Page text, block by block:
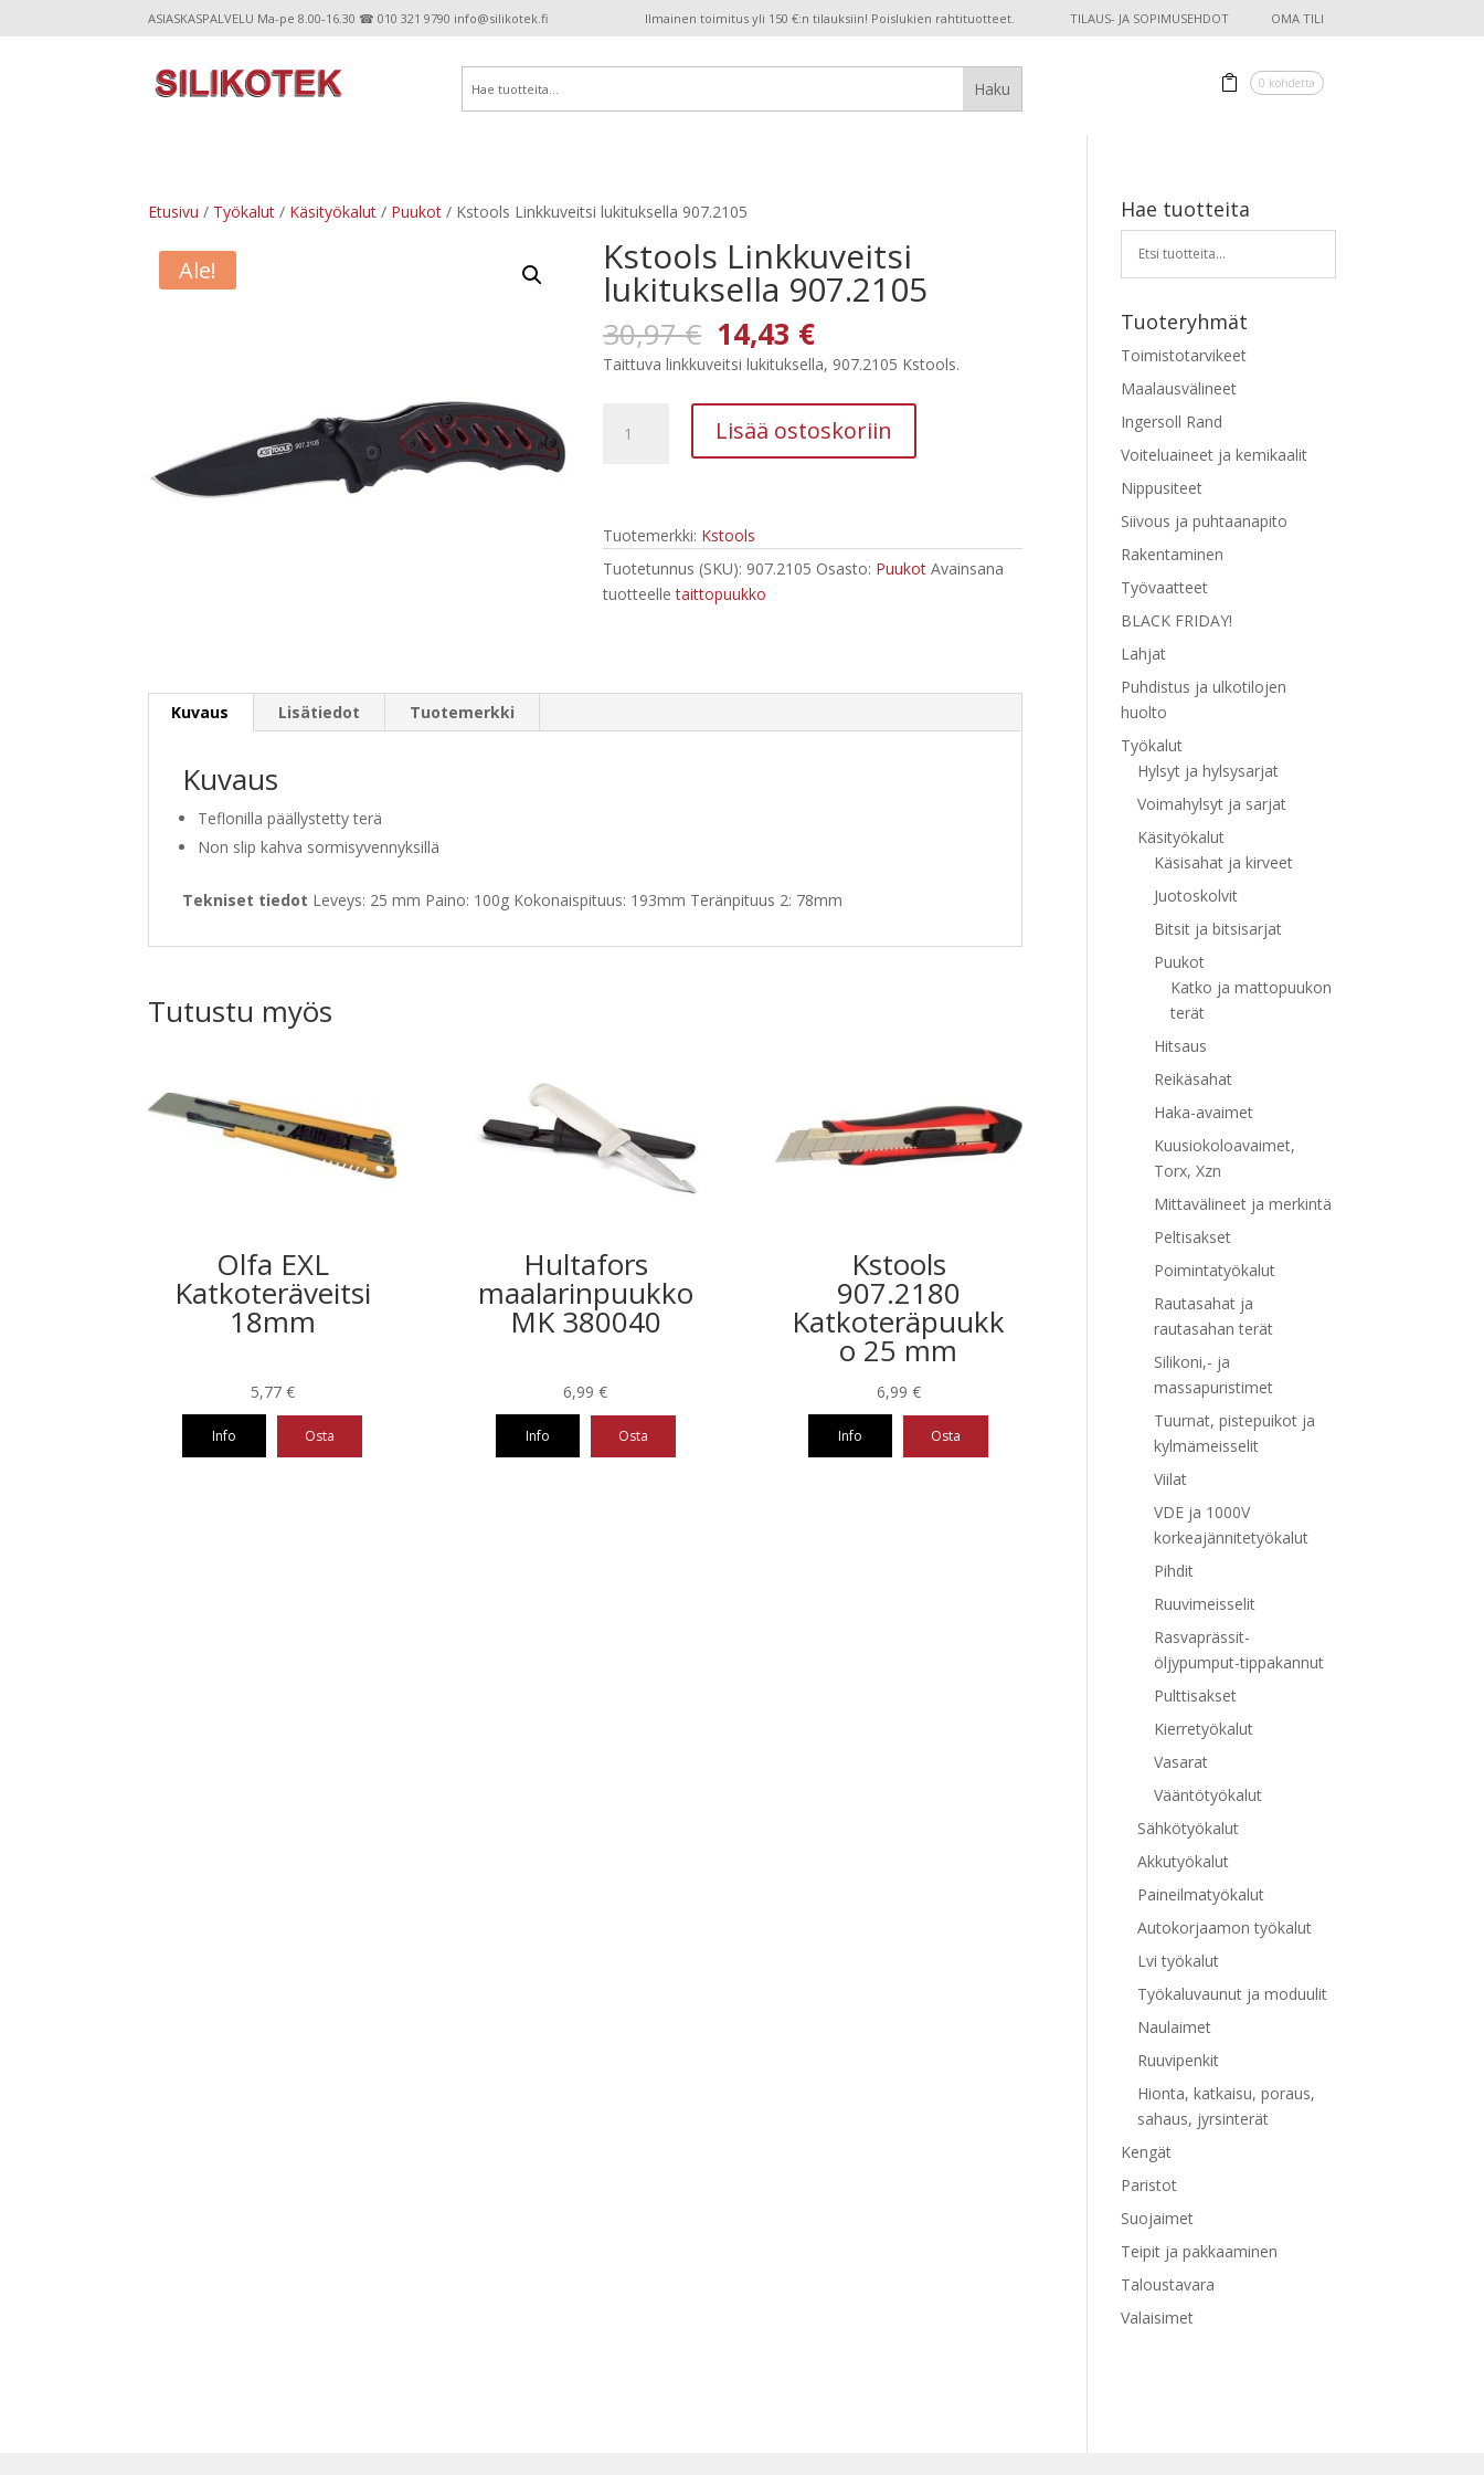
ASIASKASPALVELU Ma-pe 8.00-16.30 ☎ 010 321 9790 info@silikotek.fi Ilmainen toimitus yli 150 €:n tilauksiin! Poislukien rahtituotteet. TILAUS- JA SOPIMUSEHDOT OMA TILI
0 kohdetta
Etusivu / Työkalut / Käsityökalut / Puukot / Kstools Linkkuveitsi lukituksella 907.2105
Ale! Kstools Linkkuveitsi
lukituksella 907.2105
30,97€ Alkuperäinen
hinta
oli:
30,97 €.
14,43 €Nykyinen
hinta
on:
14,43 €.
Taittuva linkkuveitsi lukituksella, 907.2105 Kstools.
Linkkuveitsi
Lisää ostoskoriin
Tuotemerkki: Kstools
Tuotetunnus (SKU): 907.2105 Osasto: Puukot Avainsana
tuotteelletaittopuukko
Kuvaus Lisätiedot Tuotemerkki
Kuvaus
Teflonilla päällystetty terä
Non slip kahva sormisyvennyksillä
Tekniset tiedot Leveys: 25 mm Paino: 100g Kokonaispituus: 193mm Teränpituus 2: 78mm
Tutustu myös
Olfa EXL
Katkoteräveitsi
18mm
5,77 €
Info Osta
Hultafors
maalarinpuukko
MK 380040
6,99€
Info Osta
Kstools
907.2180
Katkoteräpuukk
o 25 mm
6,99 €
Info Osta
Hae tuotteita
Tuoteryhmät
Toimistotarvikeet
Maalausvälineet
Ingersoll Rand
Voiteluaineet ja kemikaalit
Nippusiteet
Siivous ja puhtaanapito
Rakentaminen
Työvaatteet
BLACK FRIDAY!
Lahjat
Puhdistus ja ulkotilojen
huolto
Työkalut
Hylsyt ja hylsysarjat
Voimahylsyt ja sarjat
Käsityökalut
Käsisahat ja kirveet
Juotoskolvit
Bitsit ja bitsisarjat
Puukot
Katko ja mattopuukon
terät
Hitsaus
Reikäsahat
Haka-avaimet
Kuusiokoloavaimet,
Torx, Xzn
Mittavälineet ja merkintä
Peltisakset
Poimintatyökalut
Rautasahat ja
rautasahan terät
Silikoni,- ja
massapuristimet
Tuurnat, pistepuikot ja
kylmämeisselit
Viilat
VDE ja 1000V
korkeajännitetyökalut
Pihdit
Ruuvimeisselit
Rasvaprässit-
öljypumput-tippakannut
Pulttisakset
Kierretyökalut
Vasarat
Vääntötyökalut
Sähkötyökalut
Akkutyökalut
Paineilmatyökalut
Autokorjaamon työkalut
Lvi työkalut
Työkaluvaunut ja moduulit
Naulaimet
Ruuvipenkit
Hionta, katkaisu, poraus,
sahaus, jyrsinterät
Kengät
Paristot
Suojaimet
Teipit ja pakkaaminen
Taloustavara
Valaisimet